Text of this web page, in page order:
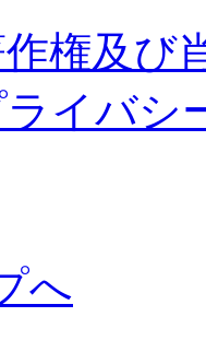
権及び
ライバシ
へ